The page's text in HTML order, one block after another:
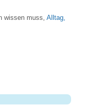
wissen muss, Alltag,